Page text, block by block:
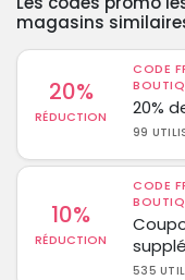
magasins
20%
RÉDUCTION
CODE
20%
99
10%
RÉDUCTION
CODE
535